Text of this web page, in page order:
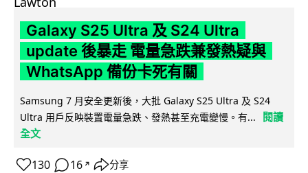
Galaxy S25 Ultra 及 S24 Ultra
update 後暴走 電量急跌兼發熱疑與
WhatsApp 備份卡死有關
Samsung 7 月安全更新後，大批 Galaxy S25 Ultra 及 S24
Ultra 用戶反映裝置電量急跌、發熱甚至充電變慢。有...
閱讀
全文
130 16 ↗ 分享